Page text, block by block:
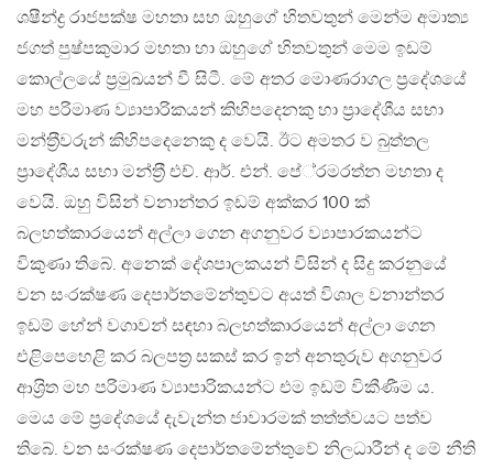
ශෂීන්ද්‍ර රාජපක්ෂ මහතා සහ ඔහුගේ හිතවතුන් මෙන්ම අමාත්‍ය
ජගත් පුෂ්පකුමාර මහතා හා ඔහුගේ හිතවතුන් මෙම ඉඩම්
කොල්ලයේ ප‍්‍රමුඛයන් වී සිටී. මේ අතර මොණරාගල ප‍්‍රදේශයේ
මහ පරිමාණ ව්‍යාපාරිකයන් කිහිපදෙනකු හා ප‍්‍රාදේශීය සභා
මන්ත‍්‍රීවරුන් කිහිපදෙනෙකු ද වෙයි. ඊට අමතර ව බුත්තල
ප‍්‍රාදේශීය සභා මන්ත‍්‍රී එච්. ආර්. එන්. පේ‍්‍රමරත්න මහතා ද
වෙයි. ඔහු විසින් වනාන්තර ඉඩම් අක්කර 100 ක්
බලහත්කාරයෙන් අල්ලා ගෙන අගනුවර ව්‍යාපාරකයන්ට
විකුණා තිබේ. අනෙක් දේශපාලකයන් විසින් ද සිදු කරනුයේ
වන සංරක්ෂණ දෙපාර්තමේන්තුවට අයත් විශාල වනාන්තර
ඉඩම් හේන් වගාවන් සඳහා බලහත්කාරයෙන් අල්ලා ගෙන
එළිපෙහෙළි කර බලපත‍්‍ර සකස් කර ඉන් අනතුරුව අගනුවර
ආශ‍්‍රිත මහ පරිමාණ ව්‍යාපාරිකයන්ට එම ඉඩම් විකීණීම ය.
මෙය මේ ප‍්‍රදේශයේ දැවැන්ත ජාවාරමක් තත්ත්වයට පත්ව
තිබේ. වන සංරක්ෂණ දෙපාර්තමේන්තුවේ නිලධාරීන් ද මේ නීති